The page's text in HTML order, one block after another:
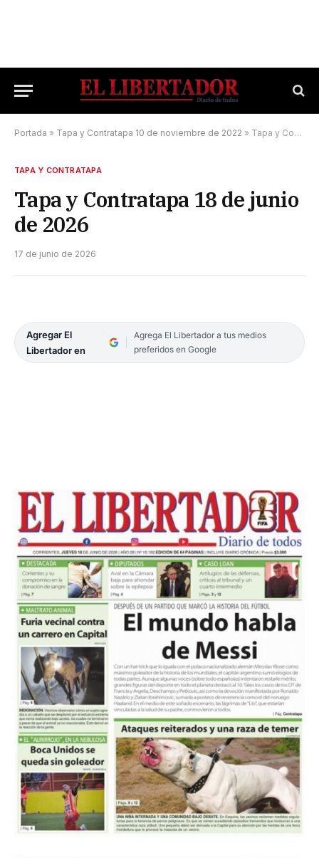
Portada » Tapa y Contratapa 10 de noviembre de 2022 » Tapa y Contratapa 18 de junio de 2026
TAPA Y CONTRATAPA
Tapa y Contratapa 18 de junio
de 2026
17 de junio de 2026
Agregar El
Libertador en
Agrega El Libertador a tus medios
preferidos en Google